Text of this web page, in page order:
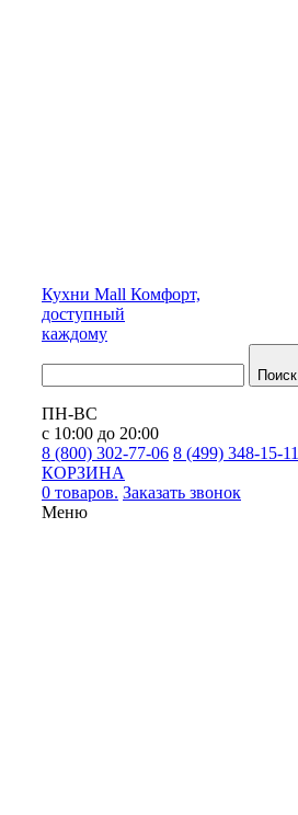
Кухни Mall Комфорт,
доступный
каждому
Поиск
ПН-ВС
с 10:00 до 20:00
8 (800) 302-77-06 8 (499) 348-15-11
КОРЗИНА
0 товаров. Заказать звонок
Меню